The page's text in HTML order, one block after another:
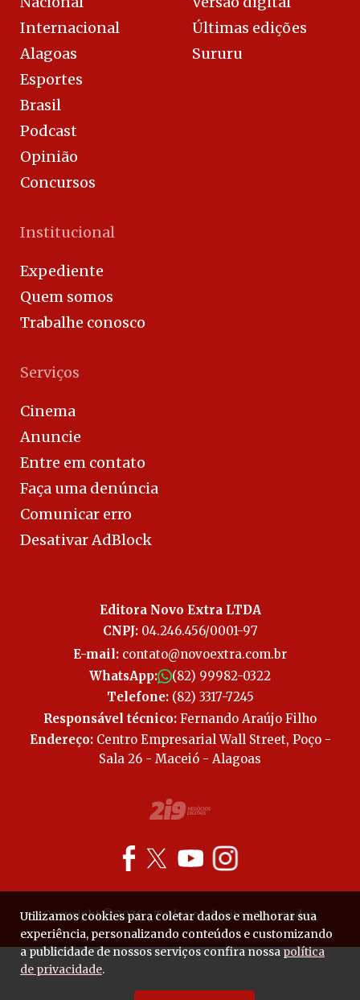
Internacional
Alagoas
Esportes
Brasil
Podcast
Opinião
Concursos
Últimas edições
Sururu
Institucional
Expediente
Quem somos
Trabalhe conosco
Serviços
Cinema
Anuncie
Entre em contato
Faça uma denúncia
Comunicar erro
Desativar AdBlock
Editora Novo Extra LTDA
CNPJ:04.246.456/0001-97
E-mail: contato@novoextra.com.br
WhatsApp:
(82) 99982-0322
Telefone:(82) 3317-7245
Responsável técnico: Fernando Araújo Filho
Endereço:Centro Empresarial Wall Street, Poço -
Sala 26 - Maceió - Alagoas
Copyright © 2026 - Todos os direitos reservados.
Utilizamos cookies para coletar dados e melhorar sua
experiência, personalizando conteúdos e customizando
a publicidade de nossos serviços confira nossapolítica
de privacidade.